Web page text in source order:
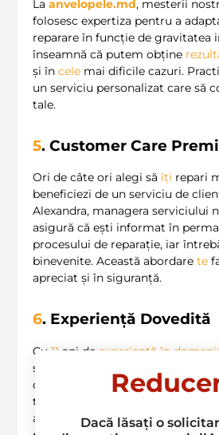
La anvelopele.md, mesterii
folosesc expertiza pentru a
reparare în funcție de gravitatea
înseamnă că putem obține
și în cele mai dificile cazuri.
un serviciu personalizat care să
tale.
5. Customer Care
Ori de câte ori alegi să îți repari
beneficiezi de un serviciu de
Alexandra, managera serviciului
asigură că ești informat în
procesului de reparație, iar
binevenite. Această abordare te
apreciat și în siguranță.
6. Experiență Dovedită
Cu 11 ani de experiență în
știe exact cum să se ocupe de
că fiecare
mașinăeste diferită,
tehnicile pentru a asigura
asemenea, statisticile arată că
Dacă lăsați o